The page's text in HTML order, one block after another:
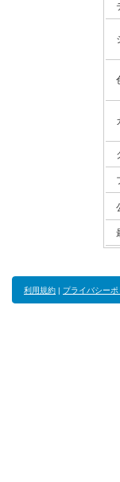
利用規約 | プライバシーポ